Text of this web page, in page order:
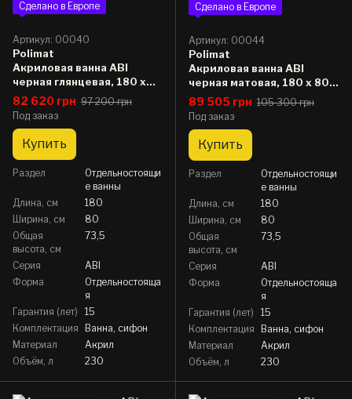
Сделано в Европе
Артикул: 00040
Polimat
Акриловая ванна ABI
черная глянцевая, 180 x
80 см
82 620 грн 97 200 грн
Под заказ
Купить
Раздел
Отдельностоящи
е ванны
Длина, см
180
Ширина, см
80
Общая
высота, см
73,5
Серия
ABI
Форма
Отдельностояща
я
Гарантия (лет)
15
Комплектация
Ванна, сифон
Материал
Акрил
Объём, л
230
Сделано в Европе
Артикул: 00044
Polimat
Акриловая ванна ABI
черная матовая, 180 x 80
см
89 505 грн 105 300 грн
Под заказ
Купить
Раздел
Отдельностоящи
е ванны
Длина, см
180
Ширина, см
80
Общая
высота, см
73,5
Серия
ABI
Форма
Отдельностояща
я
Гарантия (лет)
15
Комплектация
Ванна, сифон
Материал
Акрил
Объём, л
230